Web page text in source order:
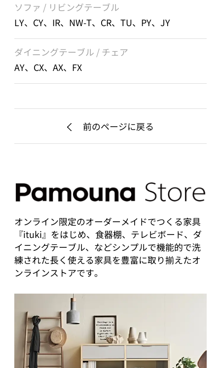
ソファ / リビングテーブル
LY、CY、IR、NW-T、CR、TU、PY、JY
ダイニングテーブル / チェア
AY、CX、AX、FX
前のページに戻る
オンライン限定のオーダーメイドでつくる家具
『ituki』をはじめ、食器棚、テレビボード、ダ
イニングテーブル、などシンプルで機能的で洗
練された長く使える家具を豊富に取り揃えたオ
ンラインストアです。